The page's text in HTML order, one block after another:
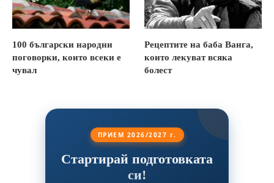
100 български народни
поговорки, които всеки е
чувал
Рецептите на баба Ванга,
които лекуват всяка
болест
ПРИЕМ 2026/2027 г.
Стартирай подготовката
си!